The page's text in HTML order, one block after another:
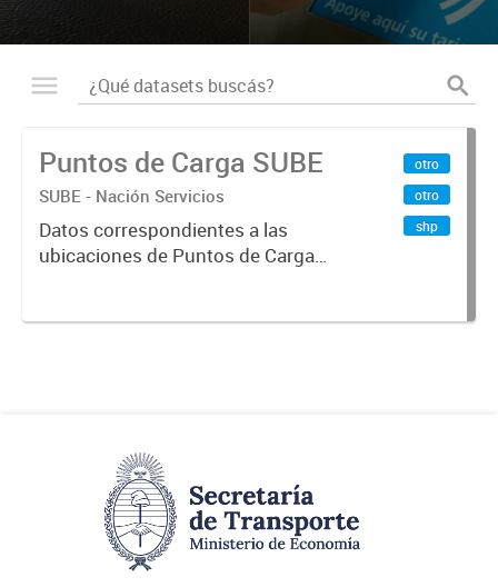
Puntos de Carga SUBE
SUBE - Nación Servicios
Datos correspondientes a las
ubicaciones de Puntos de Carga
otro
otro
shp